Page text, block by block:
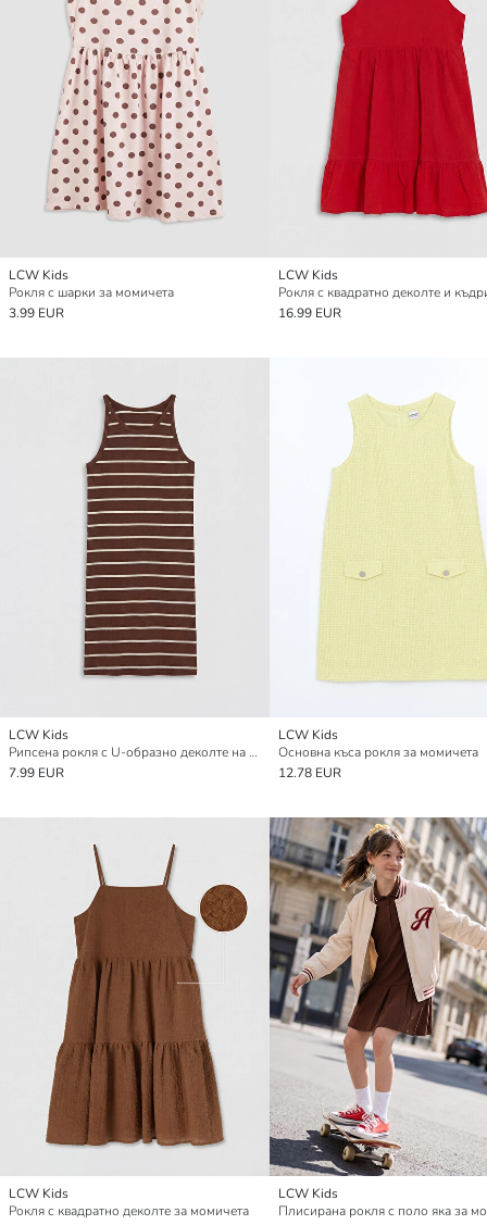
LCW Kids
Рокля с шарки за момичета
3.99 EUR
LCW Kids
16.99 EUR
LCW Kids
Рипсена рокля с U-образно деколте на райета за момичета
7.99 EUR
LCW Kids
Основна къса рокля за момичета
12.78 EUR
LCW Kids
Рокля с квадратно деколте за момичета
LCW Kids
Плисирана рокля с поло яка за